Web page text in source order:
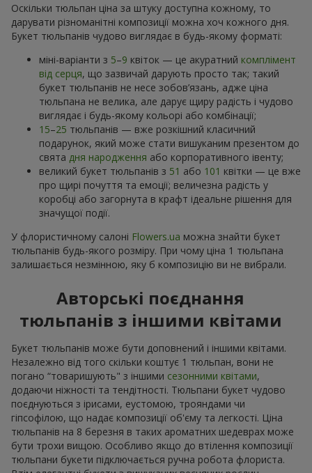
Оскільки тюльпан ціна за штуку доступна кожному, то
дарувати різноманітні композиції можна хоч кожного дня.
Букет тюльпанів чудово виглядає в будь-якому форматі:
міні-варіанти з 5–9 квіток — це акуратний комплімент
від серця, що зазвичай дарують просто так; такий
букет тюльпанів не несе зобов’язань, адже ціна
тюльпана не велика, але дарує щиру радість і чудово
виглядає і будь-якому кольорі або комбінації;
15–25 тюльпанів — вже розкішний класичний
подарунок, який може стати вишуканим презентом до
свята дня народження або корпоративного івенту;
великий букет тюльпанів з 51 або 101 квітки — це вже
про щирі почуття та емоції; величезна радість у
коробці або загорнута в крафт ідеальне рішення для
значущої події.
У флористичному салоні Flowers.ua можна знайти букет
тюльпанів будь-якого розміру. При чому ціна 1 тюльпана
залишається незмінною, яку б композицію ви не вибрали.
Авторські поєднання
тюльпанів з іншими квітами
Букет тюльпанів може бути доповнений і іншими квітами.
Незалежно від того скільки коштує 1 тюльпан, вони не
погано “товаришують" з іншими сезонними квітами,
додаючи ніжності та тендітності. Тюльпани букет чудово
поєднуються з ірисами, еустомою, трояндами чи
гіпсофілою, що надає композиції об'єму та легкості. Ціна
тюльпанів на 8 березня в таких ароматних шедеврах може
бути трохи вищою. Особливо якщо до втілення композиції
тюльпани букети підключається ручна робота флориста.